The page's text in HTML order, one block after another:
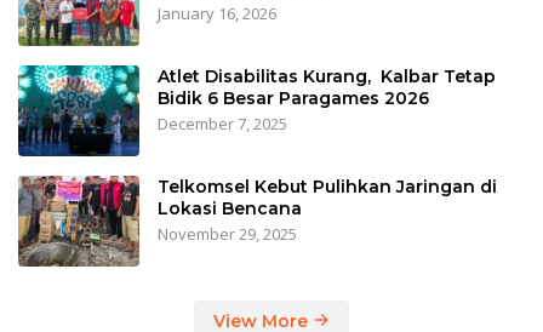
January 16, 2026
Atlet Disabilitas Kurang, Kalbar Tetap
Bidik 6 Besar Paragames 2026
December 7, 2025
Telkomsel Kebut Pulihkan Jaringan di
Lokasi Bencana
November 29, 2025
View More